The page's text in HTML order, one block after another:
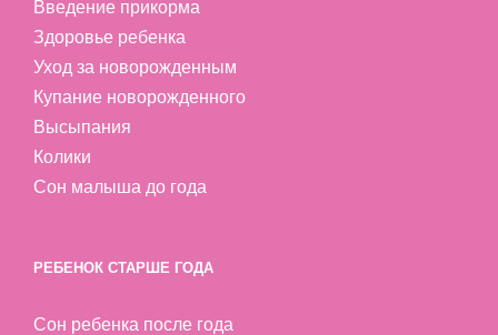
Введение прикорма
Здоровье ребенка
Уход за новорожденным
Купание новорожденного
Высыпания
Колики
Сон малыша до года
РЕБЕНОК СТАРШЕ ГОДА
Сон ребенка после года